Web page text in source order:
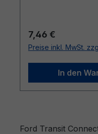
Regulärer Preis:
7,46 €
Preise inkl. MwSt.
In den
Ford Transit